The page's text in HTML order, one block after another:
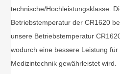
technische/Hochleistungsklasse.
Betriebstemperatur der CR1620
unsere Betriebstemperatur
wodurch eine bessere Leistung
Medizintechnik gewährleistet wird.